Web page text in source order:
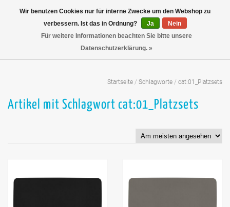
Startseite / Schlagworte / cat:01_Platzsets
Artikel mit Schlagwort cat:01_Platzsets
Wir benutzen Cookies nur für interne Zwecke um den Webshop zu
verbessern. Ist das in Ordnung?
Ja
Nein
Für weitere Informationen beachten Sie bitte unsere
Datenschutzerklärung. »